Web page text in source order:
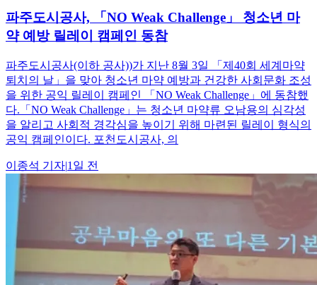
파주도시공사, 「NO Weak Challenge」 청소년 마
약 예방 릴레이 캠페인 동참
파주도시공사(이하 공사))가 지난 8월 3일 「제40회 세계마약
퇴치의 날」을 맞아 청소년 마약 예방과 건강한 사회문화 조성
을 위한 공익 릴레이 캠페인 「NO Weak Challenge」에 동참했
다.「NO Weak Challenge」는 청소년 마약류 오남용의 심각성
을 알리고 사회적 경각심을 높이기 위해 마련된 릴레이 형식의
공익 캠페인이다. 포천도시공사, 의
이종석 기자|1일 전